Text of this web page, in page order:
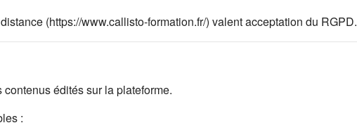
(https://www.callisto-formation.fr/) valent acceptation du RGPD.
contenus édités sur la plateforme.
: